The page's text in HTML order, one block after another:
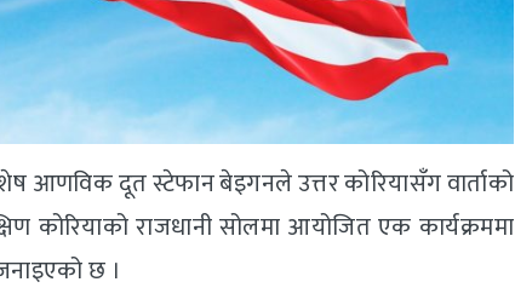
आणविक दूत स्टेफान बेइगनले उत्तर कोरियासँग वार्ताको
कोरियाको राजधानी सोलमा आयोजित एक कार्यक्रममा
छ ।